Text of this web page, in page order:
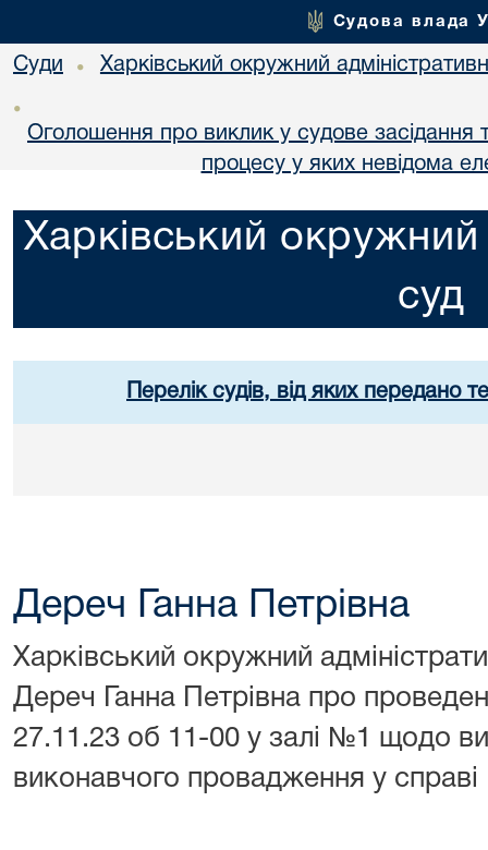
Судова влада
Суди • Харківський окружний
•
Оголошення про виклик у судове засідання
процесу у яких невідома
Харківський окружний
суд
Перелік судів, від яких передано
Дереч Ганна Петрівна
Харківський окружний
Дереч Ганна Петрівна про
27.11.23 об 11-00 у залі №1 щодо
виконавчого провадження у